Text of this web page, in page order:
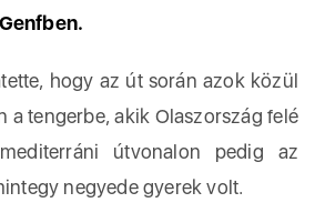
hogy az út során azok közül
a tengerbe, akik Olaszország felé
útvonalon pedig az
negyede gyerek volt.